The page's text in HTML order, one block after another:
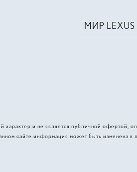
МИР LEXUS
характер и не является публичной офертой,
сайте информация может быть изменена в